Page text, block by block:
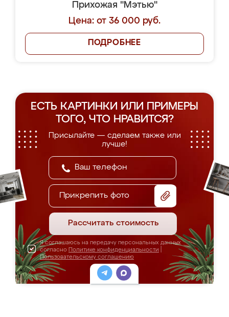
Прихожая "Мэтью"
Цена: от 36 000 руб.
ПОДРОБНЕЕ
ЕСТЬ КАРТИНКИ ИЛИ ПРИМЕРЫ
ТОГО, ЧТО НРАВИТСЯ?
Присылайте — сделаем также или
лучше!
Прикрепить фото
Рассчитать стоимость
Я соглашаюсь на передачу персональных данных
согласно Политике конфиденциальности
Пользовательскому соглашению